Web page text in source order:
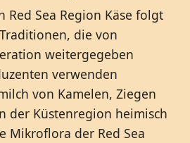
Red Sea Region Käse folgt
die von
weitergegeben
verwenden
von Kamelen, Ziegen
der Küstenregion heimisch
Mikroflora der Red Sea